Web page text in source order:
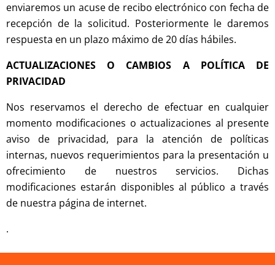
enviaremos un acuse de recibo electrónico con fecha de
recepción de la solicitud. Posteriormente le daremos
respuesta en un plazo máximo de 20 días hábiles.
ACTUALIZACIONES O CAMBIOS A POLÍTICA DE
PRIVACIDAD
Nos reservamos el derecho de efectuar en cualquier
momento modificaciones o actualizaciones al presente
aviso de privacidad, para la atención de políticas
internas, nuevos requerimientos para la presentación u
ofrecimiento de nuestros servicios. Dichas
modificaciones estarán disponibles al público a través
de nuestra página de internet.
.